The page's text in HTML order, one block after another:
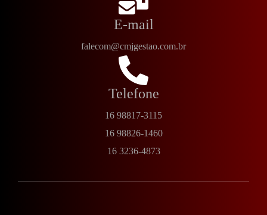
E-mail
falecom@cmjgestao.com.br
Telefone
16 98817-3115
16 98826-1460
16 3236-4873